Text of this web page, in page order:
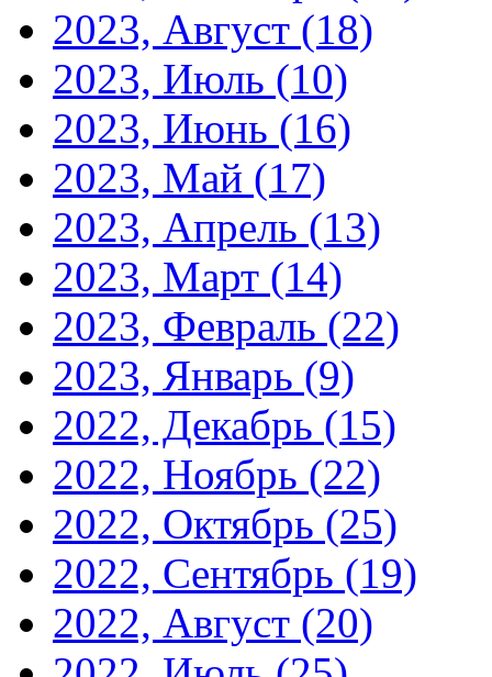
2023, Август (18)
2023, Июль (10)
2023, Июнь (16)
2023, Май (17)
2023, Апрель (13)
2023, Март (14)
2023, Февраль (22)
2023, Январь (9)
2022, Декабрь (15)
2022, Ноябрь (22)
2022, Октябрь (25)
2022, Сентябрь (19)
2022, Август (20)